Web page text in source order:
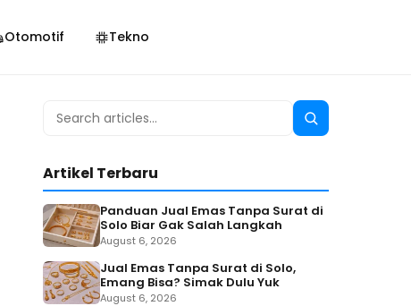
Otomotif Tekno
Search
Search
Artikel Terbaru
Panduan Jual Emas Tanpa Surat di
Solo Biar Gak Salah Langkah
August 6, 2026
Jual Emas Tanpa Surat di Solo,
Emang Bisa? Simak Dulu Yuk
August 6, 2026